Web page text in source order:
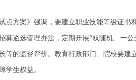
方案》强调，要建立职业技能等级证书
募遴选管理办法，定期开展“双随机、一
等的监督评价。教育行政部门、院校要建
学生权益。